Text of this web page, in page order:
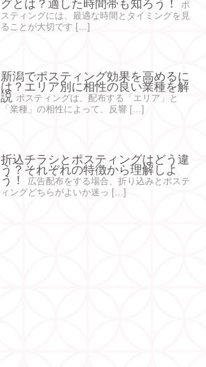
グとは？適した時間帯も知ろう！
ポ
スティングには、最適な時間とタイミングを見
ることが大切です […]
新潟でポスティング効果を高めるに
は？エリア別に相性の良い業種を解
説 ポスティングは、配布する「エリア」と
「業種」の相性によって、反響 […]
折込チラシとポスティングはどう違
う？それぞれの特徴から理解しよ
う！
広告配布をする場合、折り込みとポステ
ィングどちらがよいか迷っ […]